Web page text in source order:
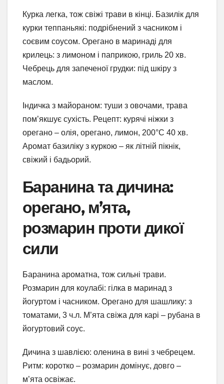
Курка легка, тож свіжі трави в кінці. Базилік для
курки теппаньякі: подрібнений з часником і
соєвим соусом. Орегано в маринаді для
крилець: з лимоном і паприкою, гриль 20 хв.
Чебрець для запеченої грудки: під шкіру з
маслом.
Індичка з майораном: туши з овочами, трава
пом’якшує сухість. Рецепт: курячі ніжки з
орегано – олія, орегано, лимон, 200°C 40 хв.
Аромат базиліку з куркою – як літній пікнік,
свіжий і бадьорий.
Баранина та дичина:
орегано, м’ята,
розмарин проти дикої
сили
Баранина ароматна, тож сильні трави.
Розмарин для коулабі: гілка в маринад з
йогуртом і часником. Орегано для шашлику: з
томатами, 3 ч.л. М’ята свіжа для карі – рубана в
йогуртовий соус.
Дичина з шавлією: оленина в вині з чебрецем.
Ритм: коротко – розмарин домінує, довго –
м’ята освіжає.